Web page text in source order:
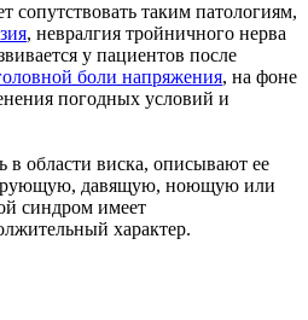
сопутствовать таким патологиям,
, невралгия тройничного нерва
у пациентов после
боли напряжения, на фоне
погодных условий и
области виска, описывают ее
давящую, ноющую или
синдром имеет
характер.